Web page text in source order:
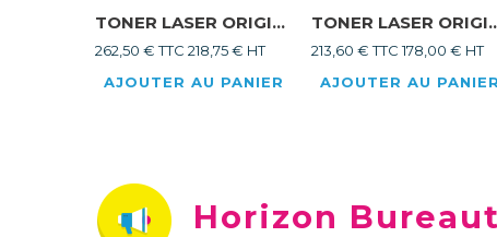
TONER LASER ORIGI...
262,50 € TTC 218,75 € HT
AJOUTER AU PANIER
TONER LASER
213,60 € TTC 178,00 € HT
AJOUTER AU PANIER
Horizon